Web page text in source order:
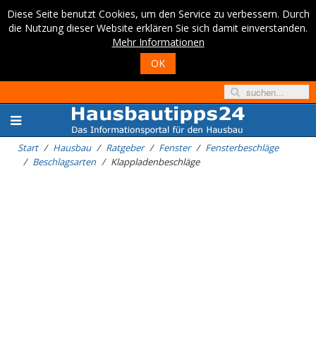
Diese Seite benutzt Cookies, um den Service zu verbessern. Durch
die Nutzung dieser Website erklären Sie sich damit einverstanden.
Mehr Informationen
OK
Start Hausbau Ratgeber Fenster
Fensterbeschläge
Beschlagsarten
Klappladenbeschläge